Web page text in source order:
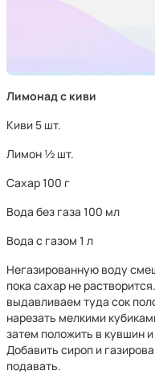
Лимонад с киви
Киви 5 шт.
Лимон ½ шт.
Сахар 100 г
Вода без газа 100 мл
Вода с газом 1 л
Негазированную воду
пока сахар не
выдавливаем туда сок
нарезать мелкими
затем положить в кувшин
Добавить сироп и
подавать.